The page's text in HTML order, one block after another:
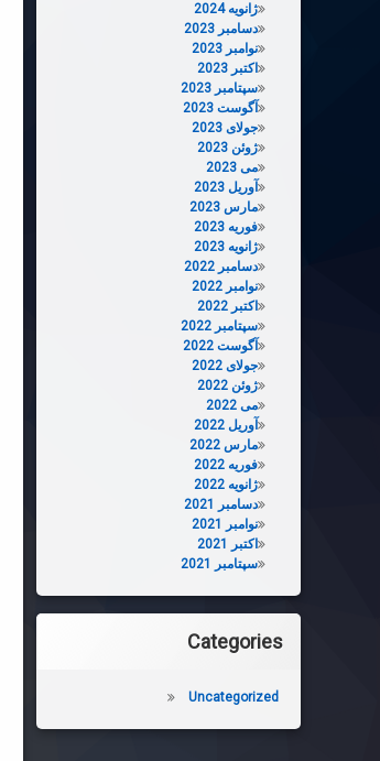
ژانویه 2024
دسامبر 2023
نوامبر 2023
اکتبر 2023
سپتامبر 2023
آگوست 2023
جولای 2023
ژوئن 2023
می 2023
آوریل 2023
مارس 2023
فوریه 2023
ژانویه 2023
دسامبر 2022
نوامبر 2022
اکتبر 2022
سپتامبر 2022
آگوست 2022
جولای 2022
ژوئن 2022
می 2022
آوریل 2022
مارس 2022
فوریه 2022
ژانویه 2022
دسامبر 2021
نوامبر 2021
اکتبر 2021
سپتامبر 2021
Categories
Uncategorized